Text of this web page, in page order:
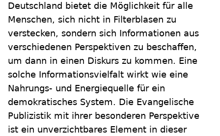
Deutschland bietet die Möglichkeit für alle
Menschen, sich nicht in Filterblasen zu
verstecken, sondern sich Informationen aus
verschiedenen Perspektiven zu beschaffen,
um dann in einen Diskurs zu kommen. Eine
solche Informationsvielfalt wirkt wie eine
Nahrungs- und Energiequelle für ein
demokratisches System. Die Evangelische
Publizistik mit ihrer besonderen Perspektive
ist ein unverzichtbares Element in dieser